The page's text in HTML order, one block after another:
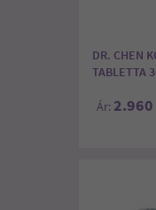
DR. CHEN
TABLETTA
Ár: 2.960